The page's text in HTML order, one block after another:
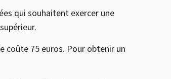
qui souhaitent exercer une
coûte 75 euros. Pour obtenir un